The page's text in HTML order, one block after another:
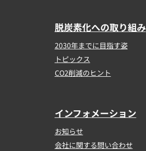
脱炭素化への取り組み
2030年までに目指す姿
トピックス
CO2削減のヒント
インフォメーション
お知らせ
会社に関する問い合わせ